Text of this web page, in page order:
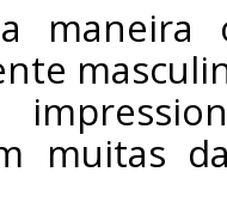
maneira
muitas